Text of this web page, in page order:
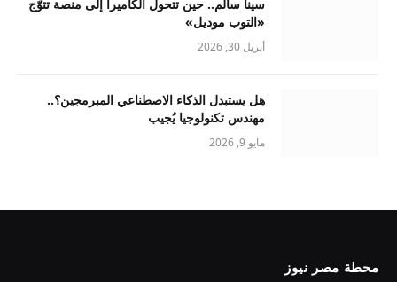
سينا سالم.. حين تتحول الكاميرا إلى منصة تتوّج
«التوب موديل»
أبريل 30, 2026
هل يستبدل الذكاء الاصطناعي المبرمجين؟..
مهندس تكنولوجيا يُجيب
مايو 9, 2026
محطة مصر نيوز